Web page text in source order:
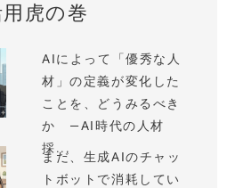
虎の巻
AIによって「優秀な人
材」の定義が変化した
ことを、どうみるべき
か —AI時代の人材
採...
まだ、生成AIのチャッ
トボットで消耗してい